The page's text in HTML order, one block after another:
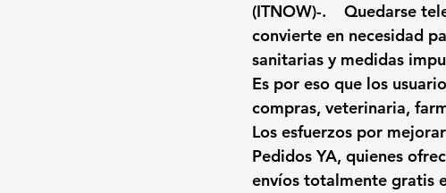
(ITNOW)-. Quedarse
convierte en necesidad
sanitarias y medidas
Es por eso que los
compras, veterinaria,
Los esfuerzos por mejorar
Pedidos YA, quienes
envíos totalmente gratis